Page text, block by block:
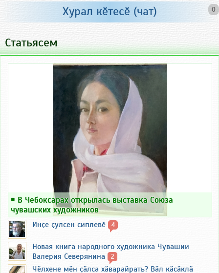
0
Хурал кӗтесӗ (чат)
Статьясем
￭ В Чебоксарах открылась выставка Союза
чувашских художников
Инҫе ҫулсен сиплевӗ 4
Новая книга народного художника Чувашии
Валерия Северянина
2
Чӗлхене мӗн ҫӑлса хӑварайрать? Вӑл кӑсӑклӑ